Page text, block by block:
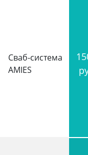
Сваб-система
AMIES